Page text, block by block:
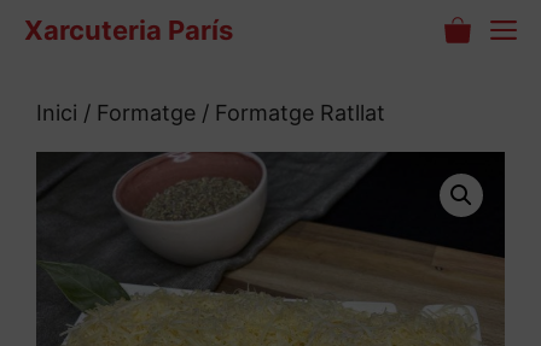
VésXarcuteria París
Inici / Formatge / Formatge Ratllat